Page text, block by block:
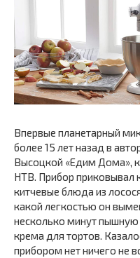
Впервые планетарный
более 15 лет назад в
Высоцкой «Едим Дома»,
НТВ. Прибор приковывал
китчевые блюда из
какой легкостью он
несколько минут пышную
крема для тортов.
прибором нет ничего не